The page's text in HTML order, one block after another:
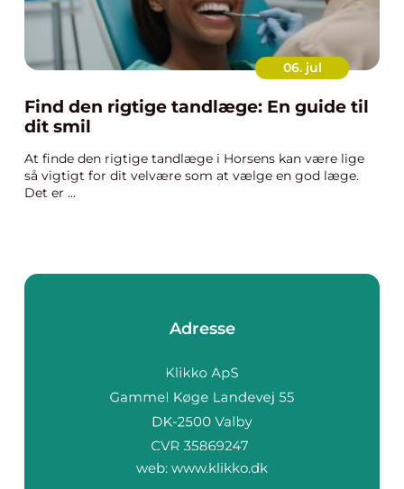
06. jul
Find den rigtige tandlæge: En guide til
dit smil
At finde den rigtige tandlæge i Horsens kan være lige
så vigtigt for dit velvære som at vælge en god læge.
Det er ...
Adresse
web: www.klikko.dk